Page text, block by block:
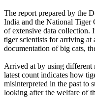
The report prepared by the
India and the National Tiger
of extensive data collection.
tiger scientists for arriving at
documentation of big cats,
Arrived at by using different
latest count indicates how
misinterpreted in the past to
looking after the welfare of